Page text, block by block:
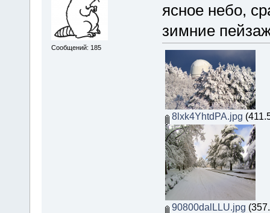
Сообщений: 185
ясное небо,
зимние
8lxk4YhtdPA.jpg
90800dalLLU.jpg